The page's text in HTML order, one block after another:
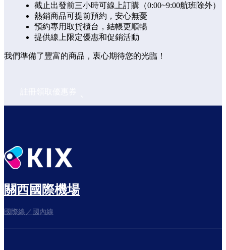
截止出發前三小時可線上訂購（0:00~9:00航班除外）
熱銷商品可提前預約，安心無憂
預約專用取貨櫃台，結帳更順暢
提供線上限定優惠和促銷活動
我們準備了豐富的商品，衷心期待您的光臨！
關西國際機場
國際線／國內線